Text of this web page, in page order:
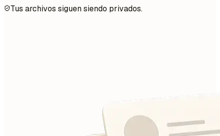
Tus archivos siguen siendo privados.